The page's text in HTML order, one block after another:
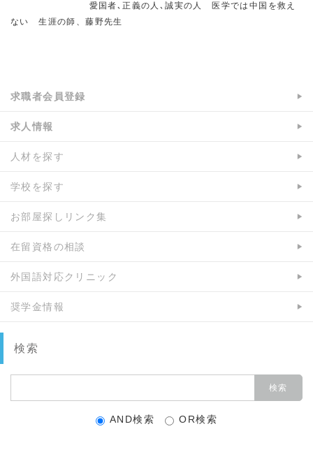
愛国者､正義の人､誠実の人 医学では中国を救え
ない 生涯の師、藤野先生
求職者会員登録
求人情報
人材を探す
学校を探す
お部屋探しリンク集
在留資格の相談
外国語対応クリニック
奨学金情報
検索
AND検索 OR検索